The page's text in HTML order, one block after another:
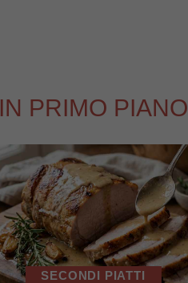
IN PRIMO PIANO
SECONDI PIATTI